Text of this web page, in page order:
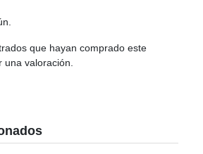
que hayan comprado este
una valoración.